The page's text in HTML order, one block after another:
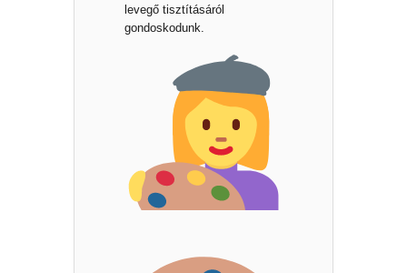
levegő tisztításáról
gondoskodunk.